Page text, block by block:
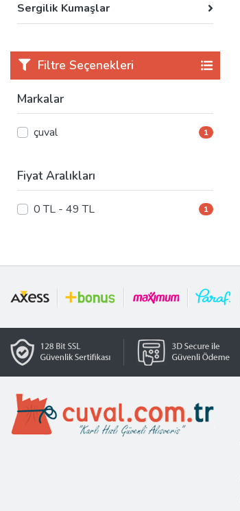
Sergilik Kumaşlar
Filtre Seçenekleri
Markalar
çuval 1
Fiyat Aralıkları
0 TL - 49 TL 1